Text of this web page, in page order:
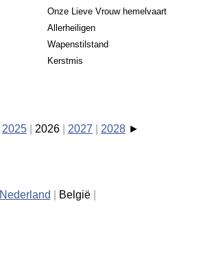
Onze Lieve Vrouw hemelvaart
Allerheiligen
Wapenstilstand
Kerstmis
2025 2026 2027 2028
Nederland België